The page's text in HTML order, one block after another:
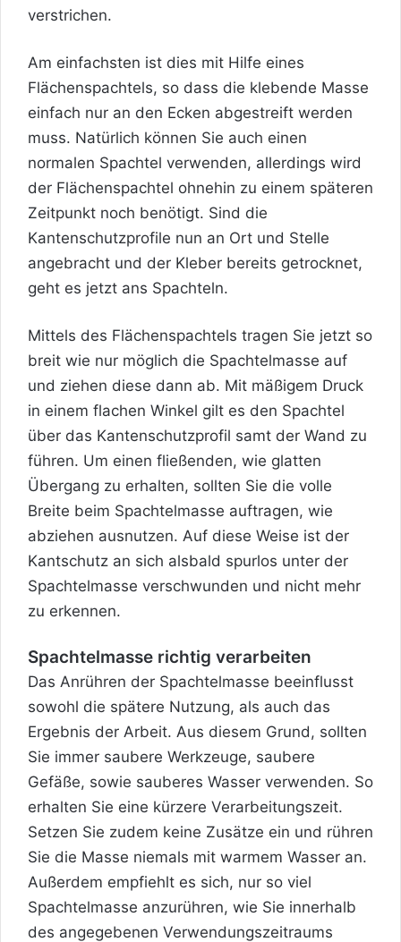
verstrichen.
Am einfachsten ist dies mit Hilfe eines
Flächenspachtels, so dass die klebende Masse
einfach nur an den Ecken abgestreift werden
muss. Natürlich können Sie auch einen
normalen Spachtel verwenden, allerdings wird
der Flächenspachtel ohnehin zu einem späteren
Zeitpunkt noch benötigt. Sind die
Kantenschutzprofile nun an Ort und Stelle
angebracht und der Kleber bereits getrocknet,
geht es jetzt ans Spachteln.
Mittels des Flächenspachtels tragen Sie jetzt so
breit wie nur möglich die Spachtelmasse auf
und ziehen diese dann ab. Mit mäßigem Druck
in einem flachen Winkel gilt es den Spachtel
über das Kantenschutzprofil samt der Wand zu
führen. Um einen fließenden, wie glatten
Übergang zu erhalten, sollten Sie die volle
Breite beim Spachtelmasse auftragen, wie
abziehen ausnutzen. Auf diese Weise ist der
Kantschutz an sich alsbald spurlos unter der
Spachtelmasse verschwunden und nicht mehr
zu erkennen.
Spachtelmasse richtig verarbeiten
Das Anrühren der Spachtelmasse beeinflusst
sowohl die spätere Nutzung, als auch das
Ergebnis der Arbeit. Aus diesem Grund, sollten
Sie immer saubere Werkzeuge, saubere
Gefäße, sowie sauberes Wasser verwenden. So
erhalten Sie eine kürzere Verarbeitungszeit.
Setzen Sie zudem keine Zusätze ein und rühren
Sie die Masse niemals mit warmem Wasser an.
Außerdem empfiehlt es sich, nur so viel
Spachtelmasse anzurühren, wie Sie innerhalb
des angegebenen Verwendungszeitraums